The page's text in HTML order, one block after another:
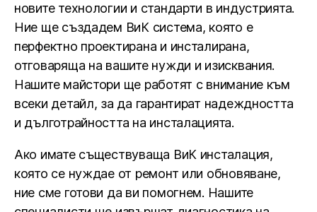
новите технологии и стандарти в индустрията.
Ние ще създадем ВиК система, която е
перфектно проектирана и инсталирана,
отговаряща на вашите нужди и изисквания.
Нашите майстори ще работят с внимание към
всеки детайл, за да гарантират надеждността
и дълготрайността на инсталацията.
Ако имате съществуваща ВиК инсталация,
която се нуждае от ремонт или обновяване,
ние сме готови да ви помогнем. Нашите